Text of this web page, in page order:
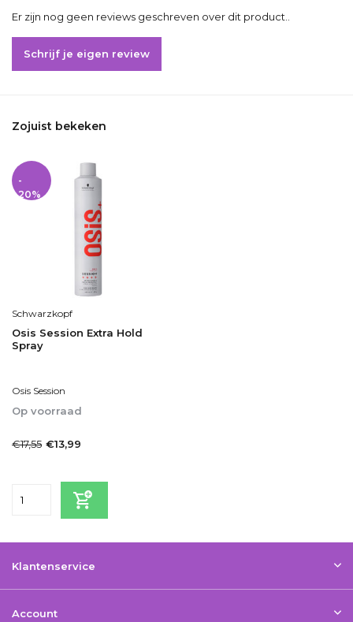
Er zijn nog geen reviews geschreven over dit product..
Schrijf je eigen review
Zojuist bekeken
-
20%
Schwarzkopf
Osis Session Extra Hold
Spray
Osis Session
Op voorraad
€17,55 €13,99
Klantenservice
Account